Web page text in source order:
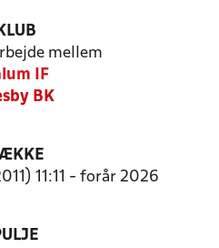
KLUB
mellem
IF
BK
11:11 - forår 2026